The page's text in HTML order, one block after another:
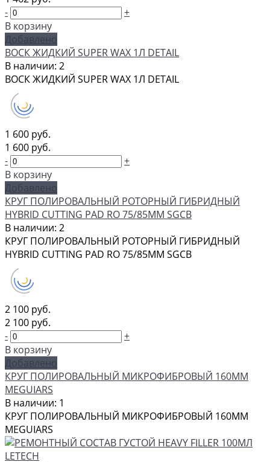
-
+
В корзину
Добавлено
ВОСК ЖИДКИЙ SUPER WAX 1Л DETAIL
В наличии: 2
ВОСК ЖИДКИЙ SUPER WAX 1Л DETAIL
1 600 руб.
1 600 руб.
-
+
В корзину
Добавлено
КРУГ ПОЛИРОВАЛЬНЫЙ РОТОРНЫЙ ГИБРИДНЫЙ
HYBRID CUTTING PAD RO 75/85ММ SGCB
В наличии: 2
КРУГ ПОЛИРОВАЛЬНЫЙ РОТОРНЫЙ ГИБРИДНЫЙ
HYBRID CUTTING PAD RO 75/85ММ SGCB
2 100 руб.
2 100 руб.
-
+
В корзину
Добавлено
КРУГ ПОЛИРОВАЛЬНЫЙ МИКРОФИБРОВЫЙ 160ММ
MEGUIARS
В наличии: 1
КРУГ ПОЛИРОВАЛЬНЫЙ МИКРОФИБРОВЫЙ 160ММ
MEGUIARS